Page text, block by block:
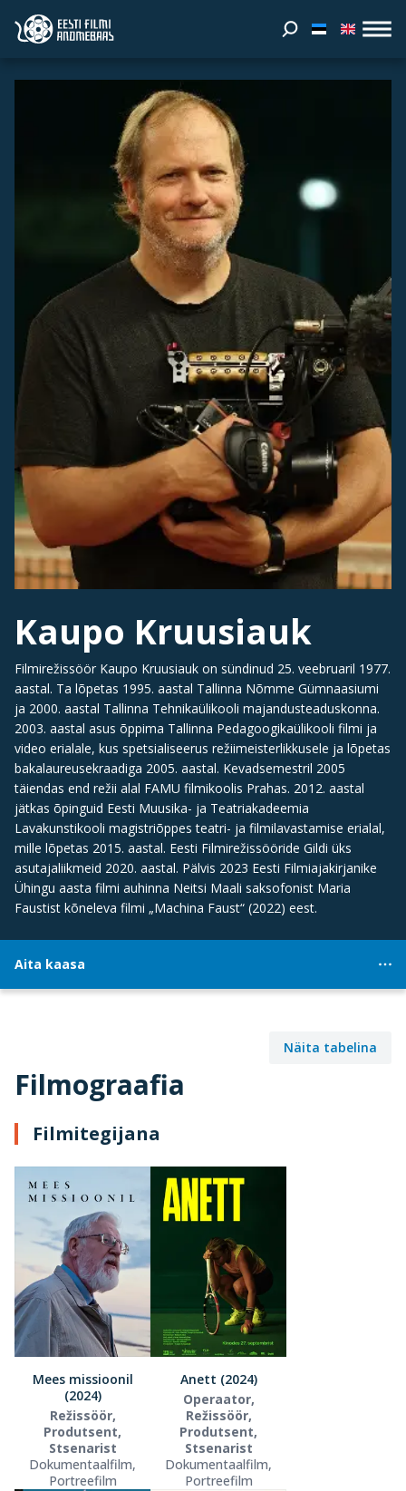
Kaupo Kruusiauk
Filmirežissöör Kaupo Kruusiauk on sündinud 25. veebruaril 1977.
aastal. Ta lõpetas 1995. aastal Tallinna Nõmme Gümnaasiumi
ja 2000. aastal Tallinna Tehnikaülikooli majandusteaduskonna.
2003. aastal asus õppima Tallinna Pedagoogikaülikooli filmi ja
video erialale, kus spetsialiseerus režiimeisterlikkusele ja lõpetas
bakalaureusekraadiga 2005. aastal. Kevadsemestril 2005
täiendas end režii alal FAMU filmikoolis Prahas. 2012. aastal
jätkas õpinguid Eesti Muusika- ja Teatriakadeemia
Lavakunstikooli magistriõppes teatri- ja filmilavastamise erialal,
mille lõpetas 2015. aastal. Eesti Filmirežissööride Gildi üks
asutajaliikmeid 2020. aastal. Pälvis 2023 Eesti Filmiajakirjanike
Ühingu aasta filmi auhinna Neitsi Maali saksofonist Maria
Faustist kõneleva filmi „Machina Faust“ (2022) eest.
Aita kaasa
Filmograafia
Näita tabelina
Filmitegijana
Mees missioonil
(2024)
Režissöör,
Produtsent,
Stsenarist
Dokumentaalfilm,
Portreefilm
Anett (2024)
Operaator,
Režissöör,
Produtsent,
Stsenarist
Dokumentaalfilm,
Portreefilm